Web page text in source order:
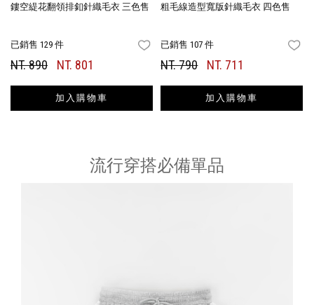
鏤空緹花翻領排釦針織毛衣 三色售
已銷售 129 件 FAVORITES
NT. 890 NT. 801
加入購物車
粗毛線造型寬版針織毛衣 四色售
已銷售 107 件
NT. 790 NT. 711
加入購物車
流行穿搭必備單品